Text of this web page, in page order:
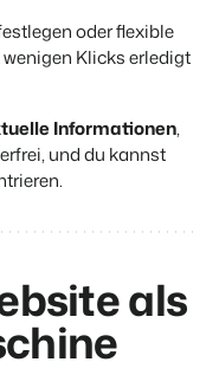
Experts
mithilfe der
die wichtigsten
Jahres.
bei Camping de
oder flexible
Klicks erledigt
Informationen,
und du kannst
als